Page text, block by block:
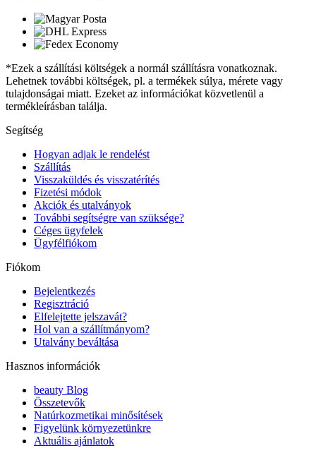
*Ezek a szállítási költségek a normál szállításra vonatkoznak.
Lehetnek további költségek, pl. a termékek súlya, mérete vagy
tulajdonságai miatt. Ezeket az információkat közvetlenül a
termékleírásban találja.
Segítség
Hogyan adjak le rendelést
Szállítás
Visszaküldés és visszatérítés
Fizetési módok
Akciók és utalványok
További segítségre van szüksége?
Céges ügyfelek
Ügyfélfiókom
Fiókom
Bejelentkezés
Regisztráció
Elfelejtette jelszavát?
Hol van a szállítmányom?
Utalvány beváltása
Hasznos információk
beauty Blog
Összetevők
Natúrkozmetikai minősítések
Figyelünk környezetünkre
Aktuális ajánlatok